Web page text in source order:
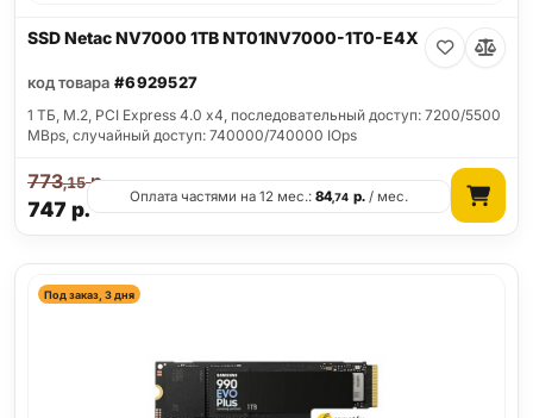
SSD Netac NV7000 1TB NT01NV7000-1T0-E4X
код товара #6929527
1 ТБ, M.2, PCI Express 4.0 x4, последовательный доступ: 7200/5500
MBps, случайный доступ: 740000/740000 IOps
747 р.
773,15р.
Оплата частями на 12 мес.:84,74 р./ мес.
Под заказ, 3 дня